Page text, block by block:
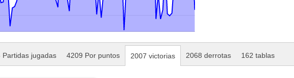
Partidas jugadas 4209 Por puntos 2007 victorias 2068 derrotas 162 tablas